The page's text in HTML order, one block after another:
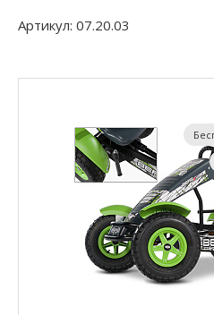
Артикул: 07.20.03